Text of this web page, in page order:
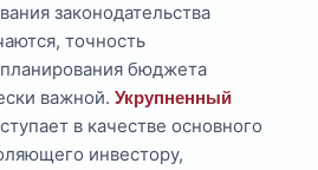
законодательства
точность
бюджета
важной.Укрупненный
в качестве основного
инвестору,